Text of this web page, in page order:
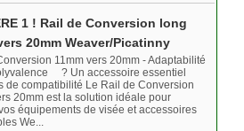
1 ! Rail de Conversion long
20mm Weaver/Picatinny
11mm vers 20mm - Adaptabilité
? Un accessoire essentiel
de compatibilité Le Rail de Conversion
20mm est la solution idéale pour
équipements de visée et accessoires
We...